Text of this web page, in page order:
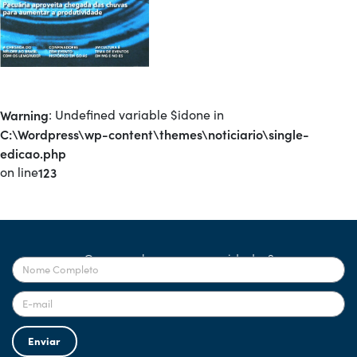
Warning: Undefined variable $idone in
C:\Wordpress\wp-content\themes\noticiario\single-
edicao.php
on line123
Quer receber nossas novidades?
Enviar